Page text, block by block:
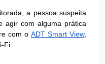
a pessoa suspeita
agir com alguma prática
com o ADT Smart View,
Fi.